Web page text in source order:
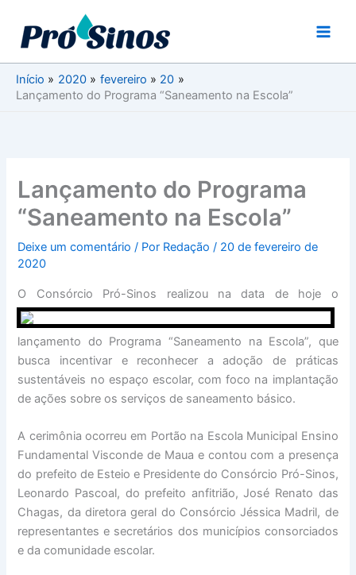
conteúdo
Início
2020 fevereiro
20
Lançamento do Programa “Saneamento na Escola”
Lançamento do Programa
“Saneamento na Escola”
Deixe um comentário / Por Redação/ 20 de fevereiro de
2020
O Consórcio Pró-Sinos realizou na data de hoje o
lançamento do Programa “Saneamento na Escola”, que
busca incentivar e reconhecer a adoção de práticas
sustentáveis no espaço escolar, com foco na implantação
de ações sobre os serviços de saneamento básico.
A cerimônia ocorreu em Portão na Escola Municipal Ensino
Fundamental Visconde de Maua e contou com a presença
do prefeito de Esteio e Presidente do Consórcio Pró-Sinos,
Leonardo Pascoal, do prefeito anfitrião, José Renato das
Chagas, da diretora geral do Consórcio Jéssica Madril, de
representantes e secretários dos municípios consorciados
e da comunidade escolar.